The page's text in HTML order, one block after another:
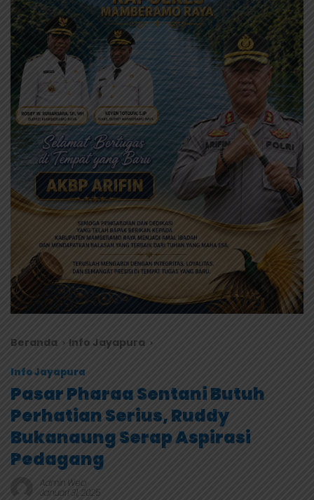
Beranda Info Jayapura
Info Jayapura
Pasar Pharaa Sentani Butuh
Perhatian Serius, Ruddy
Bukanaung Serap Aspirasi
Pedagang
Admin Web
Januari 31, 2025